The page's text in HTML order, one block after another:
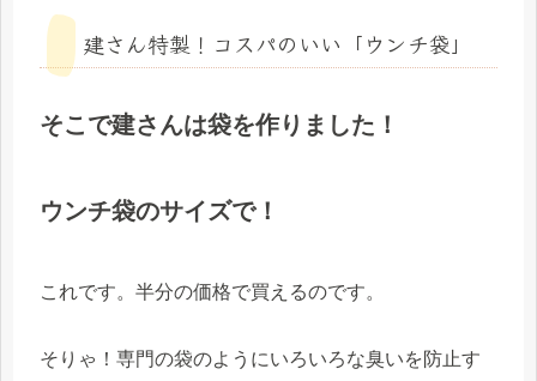
建さん特製！コスパのいい「ウンチ袋」
そこで建さんは袋を作りました！
ウンチ袋のサイズで！
これです。半分の価格で買えるのです。
そりゃ！専門の袋のようにいろいろな臭いを防止す